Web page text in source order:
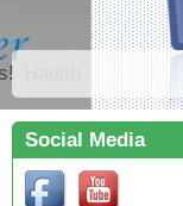
Volg ons!
Social Media